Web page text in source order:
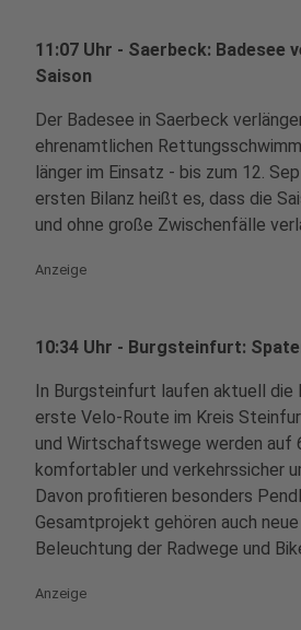
11:07 Uhr - Saerbeck: Badesee
Saison
Der Badesee in Saerbeck
ehrenamtlichen
länger im Einsatz - bis zum 12.
ersten Bilanz heißt es, dass die
und ohne große Zwischenfälle
Anzeige
10:34 Uhr - Burgsteinfurt:
In Burgsteinfurt laufen aktuell die
erste Velo-Route im Kreis
und Wirtschaftswege werden auf
komfortabler und verkehrssicher
Davon profitieren besonders
Gesamtprojekt gehören auch
Beleuchtung der Radwege und
Anzeige